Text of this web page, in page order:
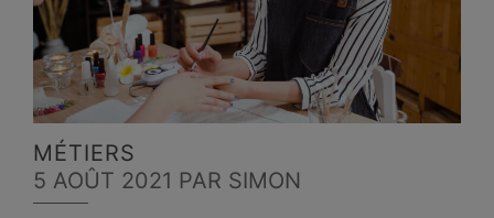
MÉTIERS
5 AOÛT 2021 PAR SIMON